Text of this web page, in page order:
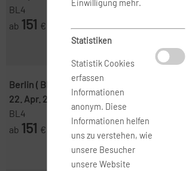
BL4
ab 151 €
Berlin ( BER )
Madrid ( MAD )
22. Apr. 2027
26. Apr. 2027
BL4
ab 151 €
Einwilligung mehr.
Statistiken
Statistik Cookies
erfassen
Informationen
anonym. Diese
Informationen helfen
uns zu verstehen, wie
unsere Besucher
unsere Website